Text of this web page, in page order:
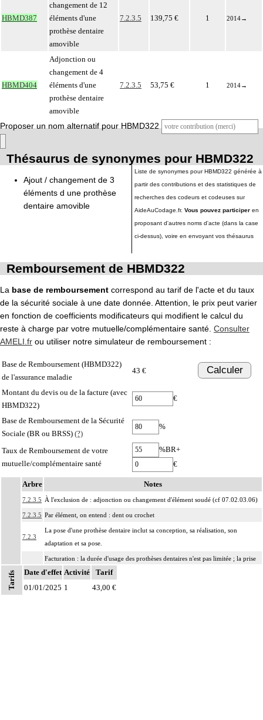
HBMD387
changement de 12
éléments d'une
prothèse dentaire
amovible
7.2.3.5 139,75 € 1 2014→
HBMD404
Adjonction ou
changement de 4
éléments d'une
prothèse dentaire
amovible
7.2.3.5 53,75 € 1 2014→
Proposer un nom alternatif pour HBMD322
Thésaurus de synonymes pour HBMD322
Ajout / changement de 3
éléments d une prothèse
dentaire amovible
Liste de synonymes pour HBMD322 générée à
partir des contributions et des statistiques de
recherches des codeurs et codeuses sur
AideAuCodage.fr. Vous pouvez participer en
proposant d'autres noms d'acte (dans la case
ci-dessus), voire en envoyant vos thésaurus
Remboursement de HBMD322
La base de remboursement correspond au tarif de l'acte et du taux
de la sécurité sociale à une date donnée. Attention, le prix peut varier
en fonction de coefficients modificateurs qui modifient le calcul du
reste à charge par votre mutuelle/complémentaire santé. Consulter
AMELI.fr ou utiliser notre simulateur de remboursement :
Base de Remboursement (HBMD322)
de l'assurance maladie
43 € Calculer
Montant du devis ou de la facture (avec
HBMD322)
€
Base de Remboursement de la Sécurité
Sociale (BR ou BRSS) (?)
%
Taux de Remboursement de votre
mutuelle/complémentaire santé
%BR+
€
Notes
Arbre Notes
7.2.3.5 À l'exclusion de : adjonction ou changement d'élément soudé (cf 07.02.03.06)
7.2.3.5 Par élément, on entend : dent ou crochet
7.2.3
La pose d'une prothèse dentaire inclut sa conception, sa réalisation, son
adaptation et sa pose.
7.2.3
Facturation : la durée d'usage des prothèses dentaires n'est pas limitée ; la prise
en charge du renouvellement des prothèses dentaires est subordonnée à l'usure
des appareils ou des dents ou à des modifications morphologiques de la bouche
Tarifs Date d'effet Activité
Tarif
01/01/2025 1 43,00 €